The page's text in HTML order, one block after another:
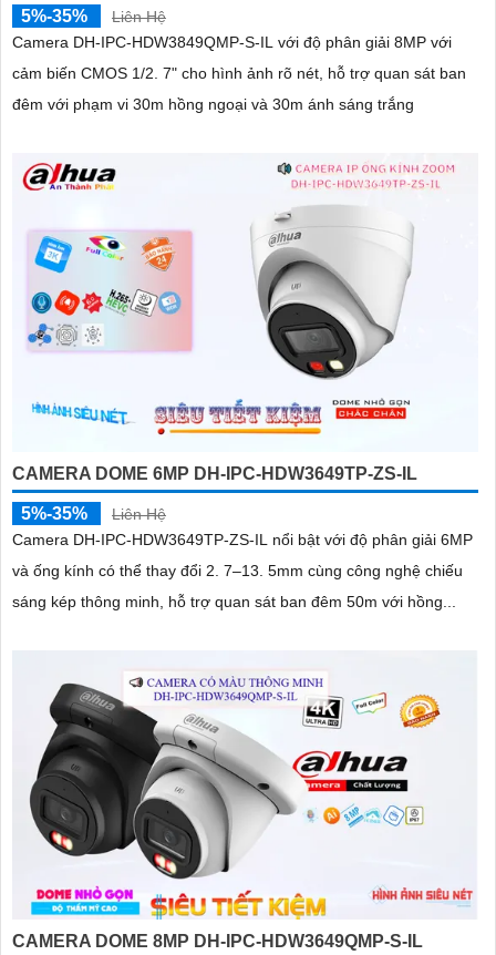
5%-35%
Liên Hệ
Camera DH-IPC-HDW3849QMP-S-IL với độ phân giải 8MP với
cảm biến CMOS 1/2. 7" cho hình ảnh rõ nét, hỗ trợ quan sát ban
đêm với phạm vi 30m hồng ngoại và 30m ánh sáng trắng
CAMERA DOME 6MP DH-IPC-HDW3649TP-ZS-IL
5%-35%
Liên Hệ
Camera DH-IPC-HDW3649TP-ZS-IL nổi bật với độ phân giải 6MP
và ống kính có thể thay đổi 2. 7–13. 5mm cùng công nghệ chiếu
sáng kép thông minh, hỗ trợ quan sát ban đêm 50m với hồng...
CAMERA DOME 8MP DH-IPC-HDW3649QMP-S-IL